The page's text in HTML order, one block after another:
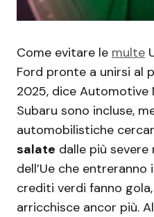
Come evitare le multe
Ford pronte a unirsi al
2025, dice Automotive
Subaru sono incluse,
automobilistiche
salate dalle più severe
dell’Ue che entreranno
crediti verdi fanno
arricchisce ancor più.